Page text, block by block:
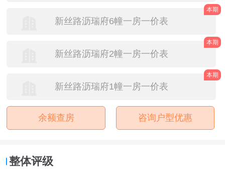
新丝路沥瑞府6幢一房一价表
本期
新丝路沥瑞府2幢一房一价表
本期
新丝路沥瑞府1幢一房一价表
本期
余额查房 咨询户型优惠
整体评级